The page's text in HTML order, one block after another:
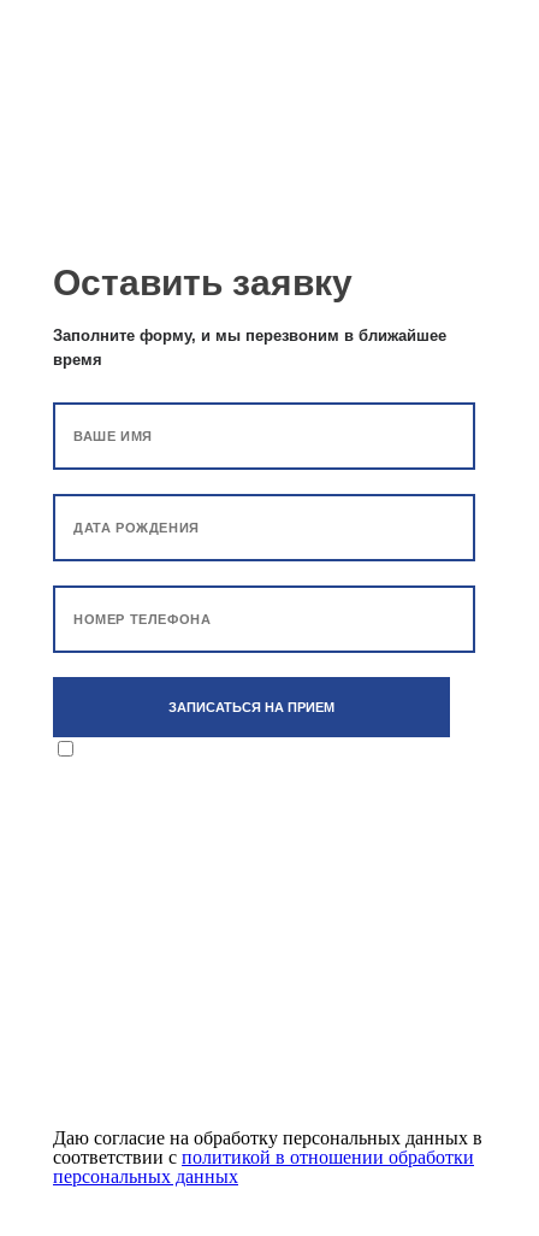
Оставить заявку
Заполните форму, и мы перезвоним в ближайшее
время
Даю согласие на обработку персональных данных в
соответствии с политикой в отношении обработки
персональных данных